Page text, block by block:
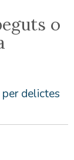
o
delictes